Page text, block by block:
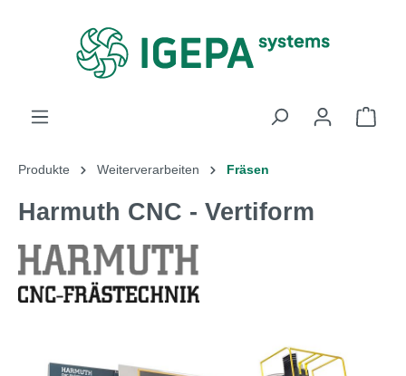
Produkte Weiterverarbeiten Fräsen
Harmuth CNC - Vertiform